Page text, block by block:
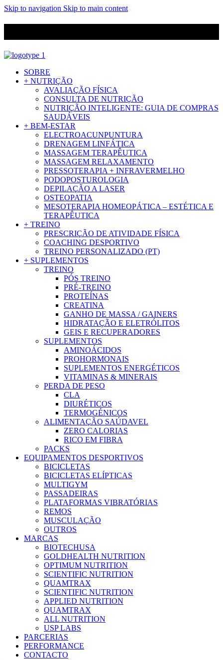
Skip to navigation Skip to main content
SOBRE
+ NUTRIÇÃO
AVALIAÇÃO FÍSICA
CONSULTA DE NUTRIÇÃO
NUTRIÇÃO INTELIGENTE: GUIA DE COMPRAS
SAUDÁVEIS
+ BEM-ESTAR
ELECTROACUNPUNTURA
DRENAGEM LINFÁTICA
MASSAGEM TERAPÊUTICA
MASSAGEM RELAXAMENTO
PRESSOTERAPIA + INFRAVERMELHO
PODOPOSTUROLOGIA
DEPILAÇÃO A LASER
OSTEOPATIA
MESOTERAPIA HOMEOPÁTICA – ESTÉTICA E
TERAPÊUTICA
+ TREINO
PRESCRIÇÃO DE ATIVIDADE FÍSICA
COACHING DESPORTIVO
TREINO PERSONALIZADO (PT)
+ SUPLEMENTOS
TREINO
PÓS TREINO
PRÉ-TREINO
PROTEÍNAS
CREATINA
GANHO DE MASSA / GAINERS
HIDRATAÇÃO E ELETRÓLITOS
GEIS E RECUPERADORES
SUPLEMENTOS
AMINOÁCIDOS
PROHORMONAIS
SUPLEMENTOS ENERGÉTICOS
VITAMINAS & MINERAIS
PERDA DE PESO
CLA
DIURÉTICOS
TERMOGÉNICOS
ALIMENTAÇÃO SAÚDAVEL
ZERO CALORIAS
RICO EM FIBRA
PACKS
EQUIPAMENTOS DESPORTIVOS
BICICLETAS
BICICLETAS ELÍPTICAS
MULTIGYM
PASSADEIRAS
PLATAFORMAS VIBRATÓRIAS
REMOS
MUSCULAÇÃO
OUTROS
MARCAS
BIOTECHUSA
GOLDHEALTH NUTRITION
OPTIMUM NUTRITION
SCIENTIFIC NUTRITION
QUAMTRAX
SCIENTIFIC NUTRITION
APPLIED NUTRITION
QUAMTRAX
ALL NUTRITION
USP LABS
PARCERIAS
PERFORMANCE
CONTACTO